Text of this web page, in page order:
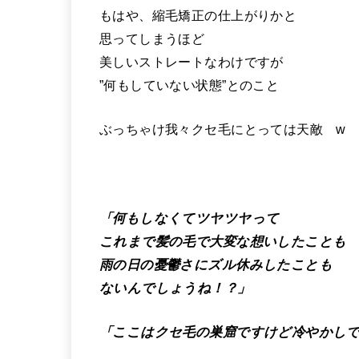
もはや、縮毛矯正の仕上がりかと
思ってしまうほど
美しいストレートなわけですが
”何もしていない状態”とのこと
ぶっちゃけ我々クセ毛にとっては天敵 w
「何もしなくてツヤツヤって
これまで髪の毛で大変な想いしたことも
雨の日の憂鬱さにズル休みしたことも
ないんでしょうね！？」
「ここはクセ毛の巣窟ですけど冷やかし